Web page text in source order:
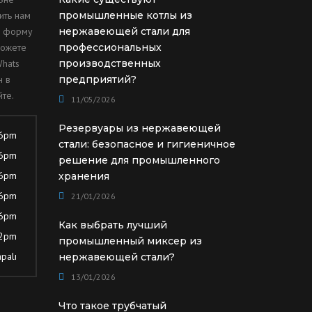
нам
форму
в
промышленные котлы из
нержавеющей стали для
профессиональных
производственных
предприятий?
11/05/2026
Резервуары из нержавеющей
стали: безопасное и гигиеничное
решение для промышленного
хранения
21/01/2026
Как выбрать лучший
промышленный миксер из
нержавеющей стали?
13/01/2026
Что такое трубчатый